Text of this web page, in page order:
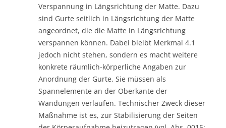
Verspannung in Längsrichtung der Matte. Dazu
sind Gurte seitlich in Längsrichtung der Matte
angeordnet, die die Matte in Längsrichtung
verspannen können. Dabei bleibt Merkmal 4.1
jedoch nicht stehen, sondern es macht weitere
konkrete räumlich-körperliche Angaben zur
Anordnung der Gurte. Sie müssen als
Spannelemente an der Oberkante der
Wandungen verlaufen. Technischer Zweck dieser
Maßnahme ist es, zur Stabilisierung der Seiten